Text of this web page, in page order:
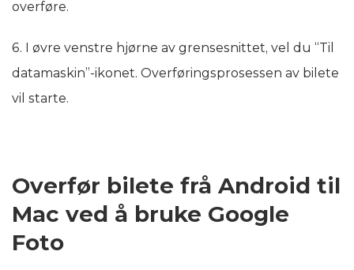
overføre.
6. I øvre venstre hjørne av grensesnittet, vel du “Til
datamaskin”-ikonet. Overføringsprosessen av bilete
vil starte.
Overfør bilete frå Android til
Mac ved å bruke Google
Foto